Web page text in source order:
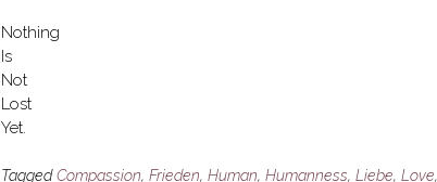
Nothing
Is
Not
Lost
Yet.
TaggedCompassion,Frieden,Human,Humanness,Liebe,Love